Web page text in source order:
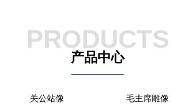
产品中心
PRODUCTS
关公站像 毛主席雕像